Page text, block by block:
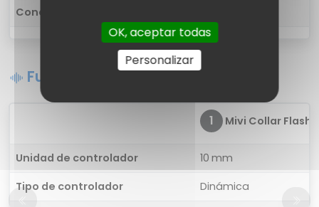
Conectividad
Funciones de sonido
1 Mivi Collar Flash
Unidad de controlador
10 mm
Tipo de controlador
Dinámica
OK, aceptar todas
Personalizar